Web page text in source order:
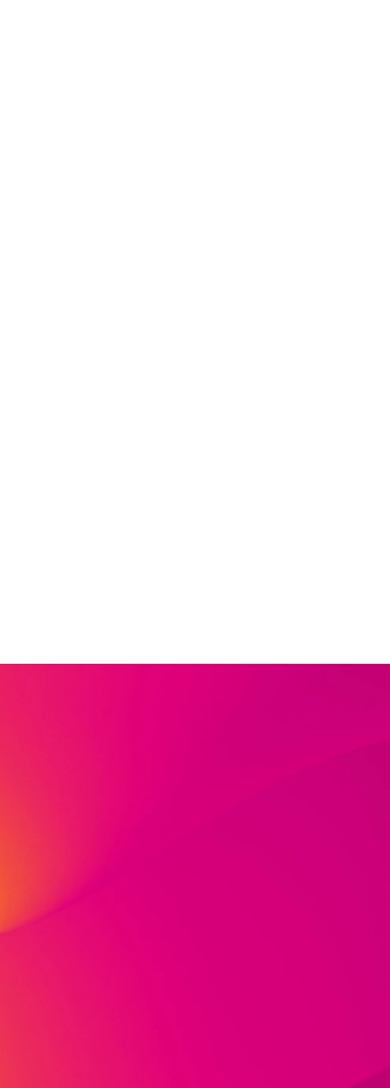
Schule
eine